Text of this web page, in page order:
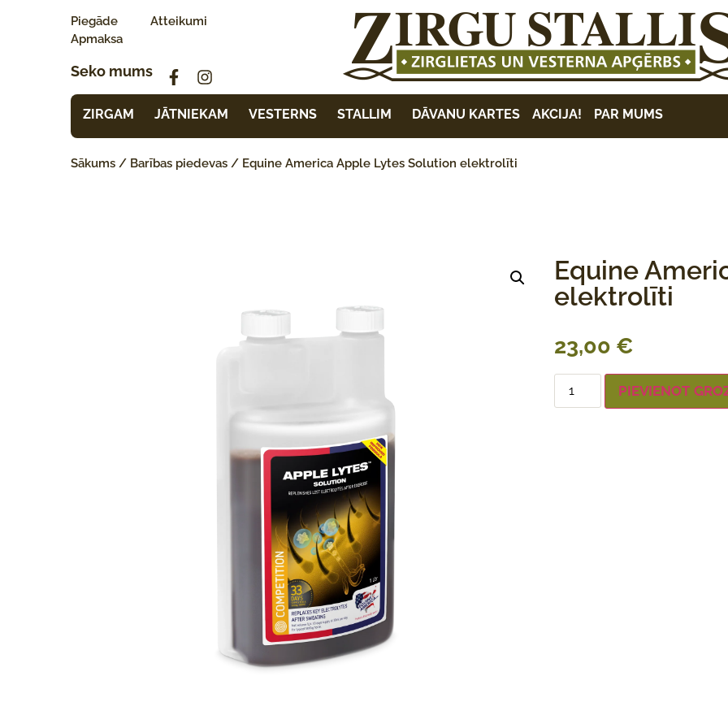
Piegāde
Apmaksa
Atteikumi
Seko mums
ZIRGAM JĀTNIEKAM VESTERNS STALLIM DĀVANU KARTES AKCIJA! PAR MUMS
Sākums / Barības piedevas / Equine America Apple Lytes Solution elektrolīti
Equine
elektrolīti
23,00 €
PIEVIENOT